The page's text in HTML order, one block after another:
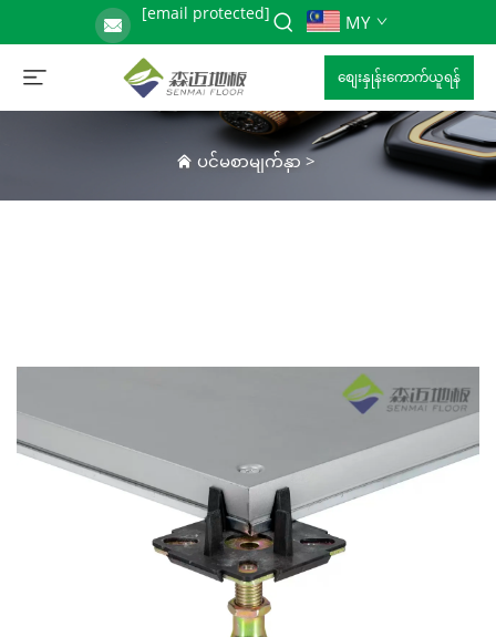
[email protected] MY
စျေးနှုန်းကောက်ယူရန်
ပင်မစာမျက်နှာ >